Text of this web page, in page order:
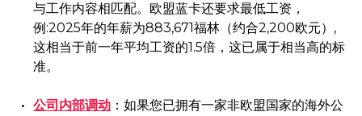
与工作内容相匹配。欧盟蓝卡还要求最低工资，
例:2025年的年薪为883,671福林（约合2,200欧元）,
这相当于前一年平均工资的1.5倍，这已属于相当高的标
准。
公司内部调动 ：如果您已拥有一家非欧盟国家的海外公